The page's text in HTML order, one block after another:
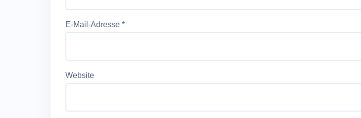
E-Mail-Adresse *
Website